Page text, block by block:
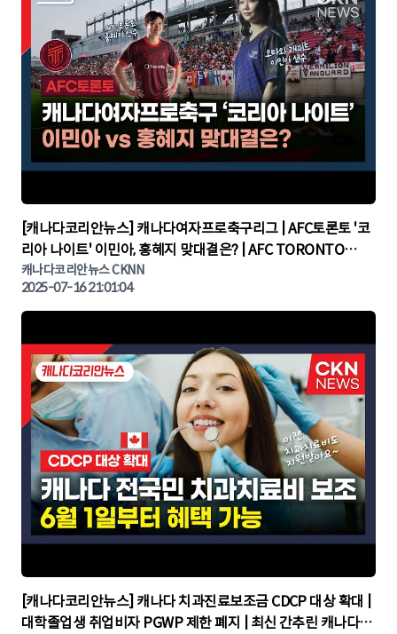
▶
[캐나다코리안뉴스] 캐나다여자프로축구리그 | AFC토론토 '코
리아 나이트' 이민아, 홍혜지 맞대결은? | AFC TORONTO
KOREA NIGHT | 캐나다뉴스 | 토론토뉴스
캐나다코리안뉴스 CKNN
2025-07-16 21:01:04
▶
[캐나다코리안뉴스] 캐나다 치과진료보조금 CDCP 대상 확대 |
대학졸업생 취업비자 PGWP 제한 폐지 | 최신 간추린 캐나다뉴